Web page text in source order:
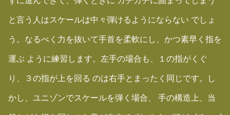
と言う人はスケールは中々弾けるようにならない でしょ
う。なるべく力を抜いて手首を柔軟にし、かつ素早く指を
運ぶ ように練習します。左手の場合も、１の指がくぐ
り、３の指が上を回る のは右手とまったく同じです。し
かし、ユニゾンでスケールを弾く場合、 手の構造上、当